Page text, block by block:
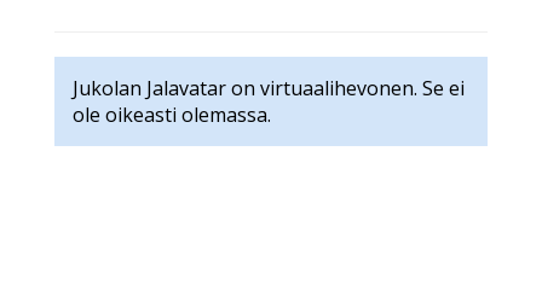
Jukolan Jalavatar on virtuaalihevonen. Se ei
ole oikeasti olemassa.